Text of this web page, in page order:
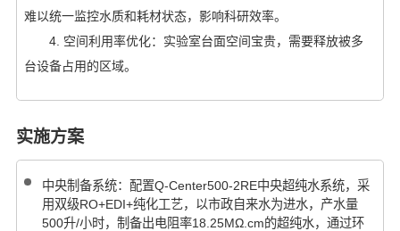
难以统一监控水质和耗材状态，影响科研效率。
4. 空间利用率优化：实验室台面空间宝贵，需要释放被多
台设备占用的区域。
实施方案
中央制备系统：配置Q-Center500-2RE中央超纯水系统，采
用双级RO+EDI+纯化工艺，以市政自来水为进水，产水量
500升/小时，制备出电阻率18.25MΩ.cm的超纯水，通过环